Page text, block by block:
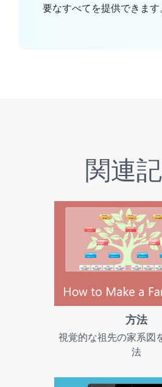
要なすべてを提供できます。
関連
方法
視覚的な祖先の家系図
法